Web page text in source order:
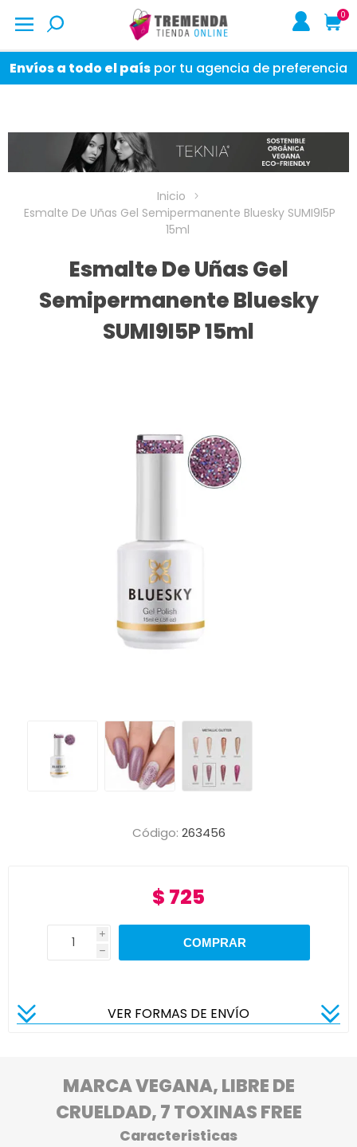
0
Envíos a todo el país por tu agencia de preferencia
Inicio
Esmalte De Uñas Gel Semipermanente Bluesky SUMI9I5P
15ml
Esmalte De Uñas Gel
Semipermanente Bluesky
SUMI9I5P 15ml
Código: 263456
$ 725
i
h
VER FORMAS DE ENVÍO
MARCA VEGANA, LIBRE DE
CRUELDAD, 7 TOXINAS FREE
Caracteristicas